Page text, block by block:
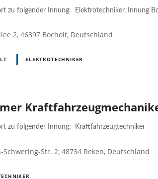
zu folgender Innung: Elektrotechniker, Innung
2, 46397 Bocholt, Deutschland
ELEKTROTECHNIKER
zu folgender Innung: Kraftfahrzeugtechniker
Schwering-Str. 2, 48734 Reken, Deutschland